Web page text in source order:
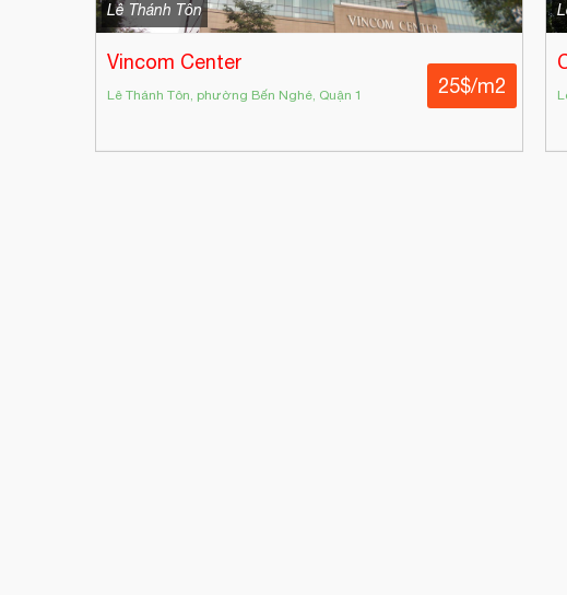
Lê Thánh Tôn
Vincom Center
Lê Thánh Tôn, phường Bến Nghé, Quận 1 25$/m2